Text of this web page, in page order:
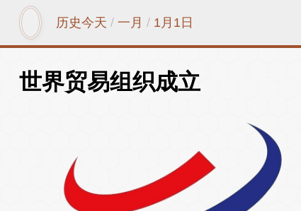
历史今天 / 一月 / 1月1日
世界贸易组织成立